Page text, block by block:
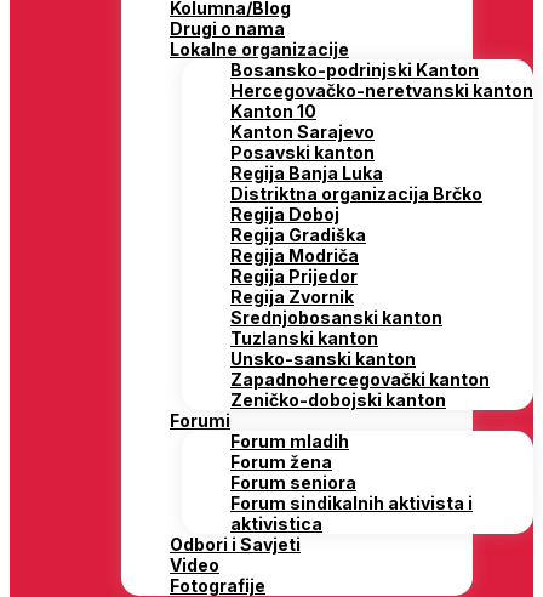
Kolumna/Blog
Drugi o nama
Lokalne organizacije
Bosansko-podrinjski Kanton
Hercegovačko-neretvanski kanton
Kanton 10
Kanton Sarajevo
Posavski kanton
Regija Banja Luka
Distriktna organizacija Brčko
Regija Doboj
Regija Gradiška
Regija Modriča
Regija Prijedor
Regija Zvornik
Srednjobosanski kanton
Tuzlanski kanton
Unsko-sanski kanton
Zapadnohercegovački kanton
Zeničko-dobojski kanton
Forumi
Forum mladih
Forum žena
Forum seniora
Forum sindikalnih aktivista i
aktivistica
Odbori i Savjeti
Video
Fotografije